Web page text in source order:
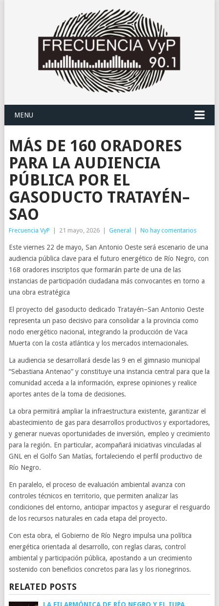
MENU
MÁS DE 160 ORADORES
PARA LA AUDIENCIA
PÚBLICA POR EL
GASODUCTO TRATAYÉN–
SAO
Frecuencia VyP 21 mayo, 2026 General No hay comentarios
Este viernes 22 de mayo, San Antonio Oeste será escenario de una
audiencia pública clave para el futuro energético de Río Negro, con
168 oradores inscriptos que formarán parte de una de las
instancias de participación ciudadana más convocantes en torno a
una obra estratégica
El proyecto del gasoducto dedicado Tratayén–San Antonio Oeste
representa un paso decisivo para consolidar a la provincia como
nodo energético nacional, integrando la producción de Vaca
Muerta con la costa atlántica y los mercados internacionales.
La audiencia se desarrollará desde las 9 en el gimnasio municipal
“Sebastiana Antenao” y constituye una instancia central para que la
comunidad acceda a la información, exprese opiniones y realice
aportes antes de la toma de decisiones.
La obra permitirá ampliar la infraestructura existente, garantizar el
abastecimiento de gas para desarrollos productivos y exportadores,
y generar nuevas oportunidades de inversión, empleo y crecimiento
para la región. En particular, acompañará iniciativas vinculadas al
GNL en el Golfo San Matías, fortaleciendo el perfil productivo de
Río Negro.
En paralelo, el proceso de evaluación ambiental avanza con
controles técnicos en territorio, que permiten analizar las
condiciones del entorno, anticipar impactos y asegurar el resguardo
de los recursos naturales en cada etapa del proyecto.
Con esta obra, el Gobierno de Río Negro impulsa una política
energética orientada al desarrollo, con reglas claras, control
ambiental y participación pública, apostando a un crecimiento
sostenido con beneficios concretos para las y los rionegrinos.
RELATED POSTS